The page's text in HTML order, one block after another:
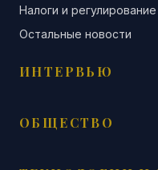
Налоги и регулирование
Остальные новости
ИНТЕРВЬЮ
ОБЩЕСТВО